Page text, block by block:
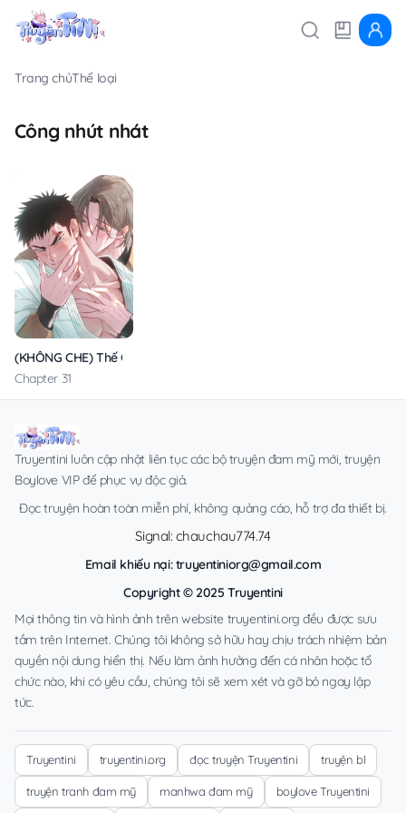
Trang chủThể loại
Công nhút nhát
(KHÔNG CHE) Thế Giới Của Tôi
Chapter 31
Truyentini luôn cập nhật liên tục các bộ truyện đam mỹ mới, truyện
Boylove VIP để phục vụ độc giả.
Đọc truyện hoàn toàn miễn phí, không quảng cáo, hỗ trợ đa thiết bị.
Signal: chauchau774.74
Email khiếu nại:truyentiniorg@gmail.com
Copyright © 2025 Truyentini
Mọi thông tin và hình ảnh trên website truyentini.org đều được sưu
tầm trên Internet. Chúng tôi không sở hữu hay chịu trách nhiệm bản
quyền nội dung hiển thị. Nếu làm ảnh hưởng đến cá nhân hoặc tổ
chức nào, khi có yêu cầu, chúng tôi sẽ xem xét và gỡ bỏ ngay lập
tức.
Truyentini truyentini.org đọc truyện Truyentini truyện bl
truyện tranh đam mỹ manhwa đam mỹ boylove Truyentini